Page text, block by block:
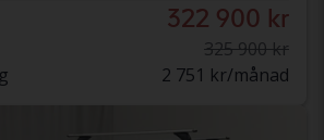
322 900 kr
325 900 kr
2 751 kr/månad